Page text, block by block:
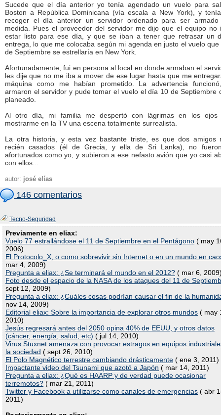
Sucede que el día anterior yo tenía agendado un vuelo para
Boston a República Dominicana (vía escala a New York), y
recoger el día anterior un servidor ordenado para ser
medida. Pues el proveedor del servidor me dijo que el equipo no
estar listo para ese día, y que se iban a tener que retrasar un
entrega, lo que me colocaba según mi agenda en justo el vuelo que
de Septiembre se estrellaría en New York.
Afortunadamente, fui en persona al local en donde armaban el
les dije que no me iba a mover de ese lugar hasta que me
máquina como me habían prometido. La advertencia
armaron el servidor y pude tomar el vuelo el día 10 de Septiembre
planeado.
Al otro día, mi familia me despertó con lágrimas en los ojos
mostrarme en la TV una escena totalmente surrealista.
La otra historia, y esta vez bastante triste, es que dos amigos
recién casados (él de Grecia, y ella de Sri Lanka), no
afortunados como yo, y subieron a ese nefasto avión que yo casi
con ellos...
autor: josé elías
146 comentarios
Tecno-Seguridad
Previamente en eliax:
Vuelo 77 estrallándose el 11 de Septiembre en el Pentágono ( may
2006)
El Protocolo_X, o como sobrevivir sin Internet o en un mundo en
mar 4, 2009)
Pregunta a eliax: ¿Se terminará el mundo en el 2012? ( mar 6,
Foto desde el espacio de la NASA de los ataques del 11 de
sept 12, 2009)
Pregunta a eliax: ¿Cuáles cosas podrían causar el fin de la
nov 14, 2009)
Editorial eliax: Sobre la importancia de explorar otros mundos ( may
2010)
Jesús regresará antes del 2050 opina 40% de EEUU, y otros datos
(cáncer, energía, salud, etc) ( jul 14, 2010)
Virus Stuxnet amenaza con provocar estragos en equipos
la sociedad ( sept 26, 2010)
El Polo Magnético terrestre cambiando drásticamente ( ene 3, 2011)
Impactante video del Tsunami que azotó a Japón ( mar 14, 2011)
Pregunta a eliax: ¿Qué es HAARP y de verdad puede ocasionar
terremotos? ( mar 21, 2011)
Twitter y Facebook a utilizarse como canales de emergencias ( abr
2011)